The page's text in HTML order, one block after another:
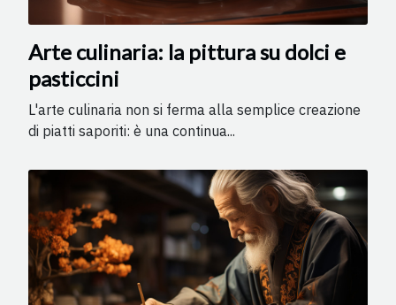
Arte culinaria: la pittura su dolci e
pasticcini
L'arte culinaria non si ferma alla semplice creazione
di piatti saporiti: è una continua...